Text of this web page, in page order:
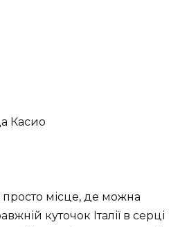
просто місце, де можна
куточок Італії в серці